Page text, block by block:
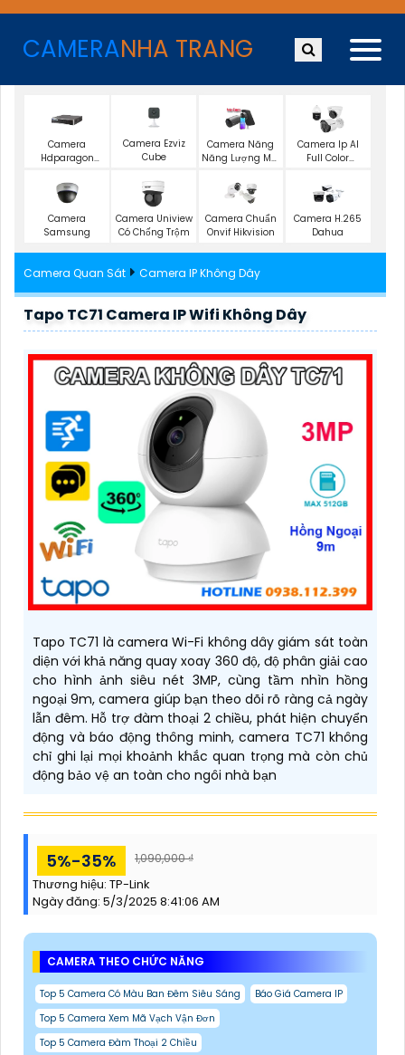
CAMERANHA TRANG
Camera
Hdparagon
Camera Ezviz
Cube
Camera Năng
Năng Lượng Mặt
Camera Ip AI
Full Color
Camera
Samsung
Camera Uniview
Có Chống Trộm
Camera Chuẩn
Onvif Hikvision
Camera H.265
Dahua
Camera Quan Sát Camera IP Không Dây
Tapo TC71 Camera IP Wifi Không Dây
Tapo TC71 là camera Wi-Fi không dây giám sát toàn
diện với khả năng quay xoay 360 độ, độ phân giải cao
cho hình ảnh siêu nét 3MP, cùng tầm nhìn hồng
ngoại 9m, camera giúp bạn theo dõi rõ ràng cả ngày
lẫn đêm. Hỗ trợ đàm thoại 2 chiều, phát hiện chuyển
động và báo động thông minh, camera TC71 không
chỉ ghi lại mọi khoảnh khắc quan trọng mà còn chủ
động bảo vệ an toàn cho ngôi nhà bạn
5%-35% 1,090,000 ₫
Thương hiệu: TP-Link
Ngày đăng: 5/3/2025 8:41:06 AM
CAMERA THEO CHỨC NĂNG
Top 5 Camera Có Màu Ban Đêm Siêu Sáng
Báo Giá Camera IP
Top 5 Camera Xem Mã Vạch Vận Đơn
Top 5 Camera Đàm Thoại 2 Chiều